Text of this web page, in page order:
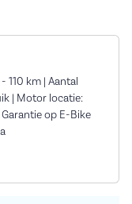
110 km | Aantal
| Motor locatie:
op E-Bike